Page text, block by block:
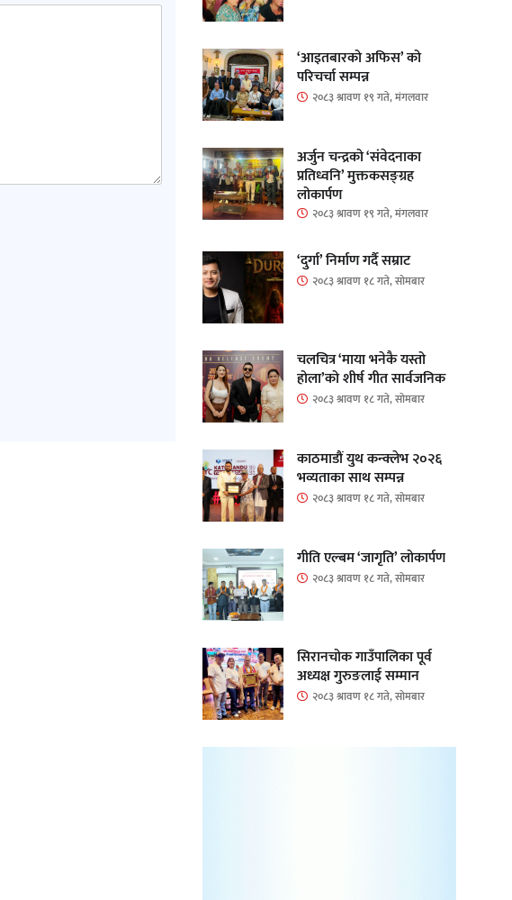
‘आइतबारको अफिस’ को
परिचर्चा सम्पन्न
२०८३ श्रावण १९ गते, मंगलवार
अर्जुन चन्द्रको ‘संवेदनाका
प्रतिध्वनि’ मुक्तकसङ्ग्रह
लोकार्पण
२०८३ श्रावण १९ गते, मंगलवार
‘दुर्गा’ निर्माण गर्दै सम्राट
२०८३ श्रावण १८ गते, सोमबार
चलचित्र ‘माया भनेकै यस्तो
होला’को शीर्ष गीत सार्वजनिक
२०८३ श्रावण १८ गते, सोमबार
काठमाडौं युथ कन्क्लेभ २०२६
भव्यताका साथ सम्पन्न
२०८३ श्रावण १८ गते, सोमबार
गीति एल्बम ‘जागृति’ लोकार्पण
२०८३ श्रावण १८ गते, सोमबार
सिरानचोक गाउँपालिका पूर्व
अध्यक्ष गुरुङलाई सम्मान
२०८३ श्रावण १८ गते, सोमबार